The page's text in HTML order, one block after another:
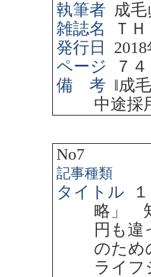
執筆者 成毛
雑誌名
Ｔ
発行日
2018
ページ
７
備 考 ‖成
中途採
No7
記事種類
タイトル
略」
円も
のため
ライフ